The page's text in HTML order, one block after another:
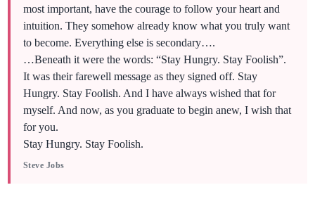
most important, have the courage to follow your heart and
intuition. They somehow already know what you truly want
to become. Everything else is secondary….
…Beneath it were the words: “Stay Hungry. Stay Foolish”.
It was their farewell message as they signed off. Stay
Hungry. Stay Foolish. And I have always wished that for
myself. And now, as you graduate to begin anew, I wish that
for you.
Stay Hungry. Stay Foolish.
Steve Jobs